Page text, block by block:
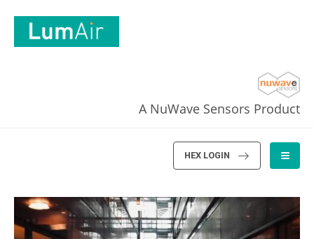
A NuWave Sensors Product
HEX LOGIN